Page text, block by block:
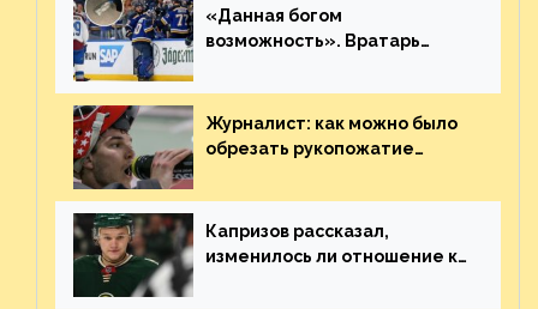
«Данная богом
возможность». Вратарь
броске бутылкой в Кадри
Журналист: как можно было
обрезать рукопожатие
Плохая работа, ESPN
Капризов рассказал,
изменилось ли отношение к